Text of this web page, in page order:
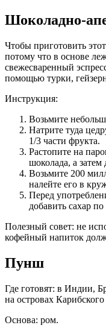
Шоколадно-
Чтобы приготовить
потому что в основе
свежесваренный
помощью турки,
Инструкция:
Возьмите
Натрите туда
1/3 части фрукта.
Растопите на
шоколада, а затем
Возьмите 200
налейте его в
Перед
добавить сахар по
Полезный совет: не
кофейный напиток
Пунш
Где готовят: в Индии,
на островах Карибского
Основа: ром.